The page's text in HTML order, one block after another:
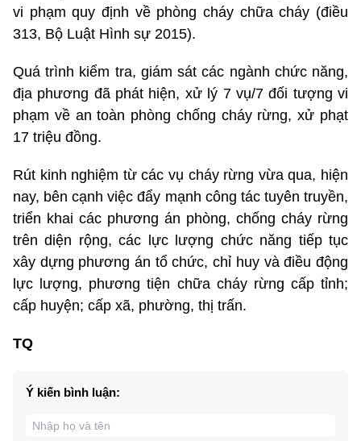
vi phạm quy định về phòng cháy chữa cháy (điều
313, Bộ Luật Hình sự 2015).
Quá trình kiểm tra, giám sát các ngành chức năng,
địa phương đã phát hiện, xử lý 7 vụ/7 đối tượng vi
phạm về an toàn phòng chống cháy rừng, xử phạt
17 triệu đồng.
Rút kinh nghiệm từ các vụ cháy rừng vừa qua, hiện
nay, bên cạnh việc đẩy mạnh công tác tuyên truyền,
triển khai các phương án phòng, chống cháy rừng
trên diện rộng, các lực lượng chức năng tiếp tục
xây dựng phương án tổ chức, chỉ huy và điều động
lực lượng, phương tiện chữa cháy rừng cấp tỉnh;
cấp huyện; cấp xã, phường, thị trấn.
TQ
Ý kiến bình luận: